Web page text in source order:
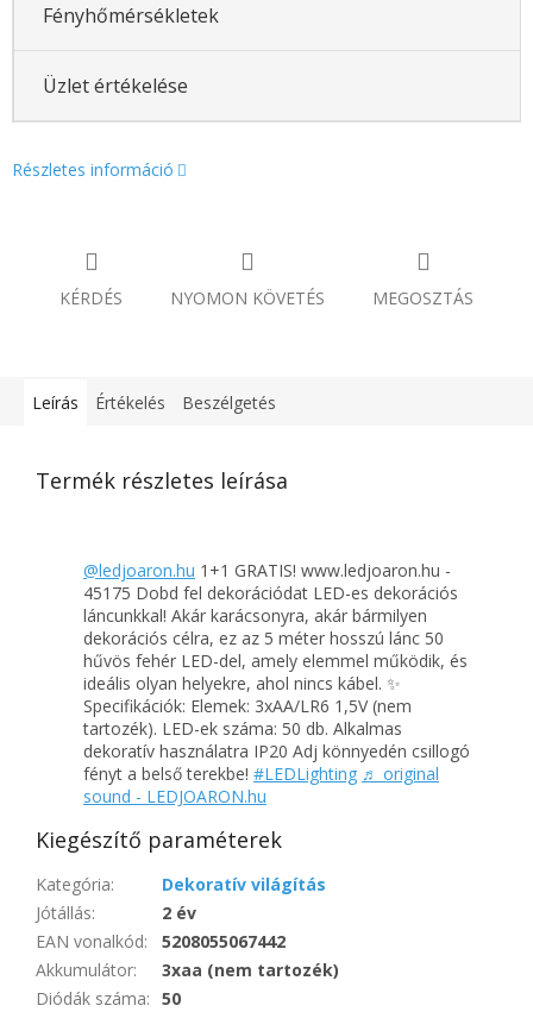
Fényhőmérsékletek
Üzlet értékelése
Részletes információ
KÉRDÉS NYOMON KÖVETÉS MEGOSZTÁS
Leírás Értékelés Beszélgetés
Termék részletes leírása
@ledjoaron.hu 1+1 GRATIS! www.ledjoaron.hu -
45175 Dobd fel dekorációdat LED-es dekorációs
láncunkkal! Akár karácsonyra, akár bármilyen
dekorációs célra, ez az 5 méter hosszú lánc 50
hűvös fehér LED-del, amely elemmel működik, és
ideális olyan helyekre, ahol nincs kábel. ✨
Specifikációk: Elemek: 3xAA/LR6 1,5V (nem
tartozék). LED-ek száma: 50 db. Alkalmas
dekoratív használatra IP20 Adj könnyedén csillogó
fényt a belső terekbe! #LEDLighting ♬ original
sound - LEDJOARON.hu
Kiegészítő paraméterek
Kategória:
Dekoratív világítás
Jótállás:
2 év
EAN vonalkód:
5208055067442
Akkumulátor:
3xaa (nem tartozék)
Diódák száma: 50